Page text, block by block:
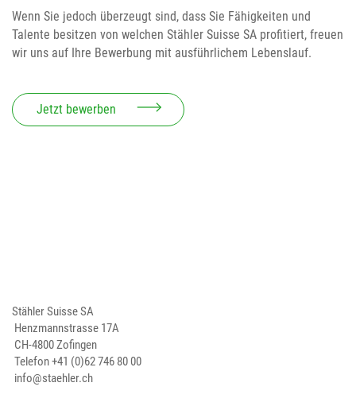
Wenn Sie jedoch überzeugt sind, dass Sie Fähigkeiten und
Talente besitzen von welchen Stähler Suisse SA profitiert, freuen
wir uns auf Ihre Bewerbung mit ausführlichem Lebenslauf.
Jetzt bewerben
Stähler Suisse SA
Henzmannstrasse 17A
CH-4800 Zofingen
Telefon+41 (0)62 746 80 00
info@staehler.ch